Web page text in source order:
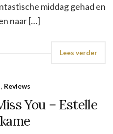
middag gehad en
naar […]
Lees verder
, Reviews
You – Estelle